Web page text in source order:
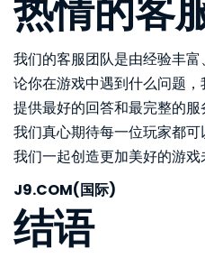
热情的客
我们的客服团队是由经验丰
论你在游戏中遇到什么问题
提供最好的回答和最完整的服
我们真心期待每一位玩家都
我们一起创造更加美好的游戏
J9.COM(国际)
结语